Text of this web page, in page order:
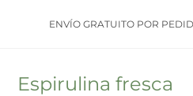
ENVÍO GRATUITO POR
Espirulina fresca